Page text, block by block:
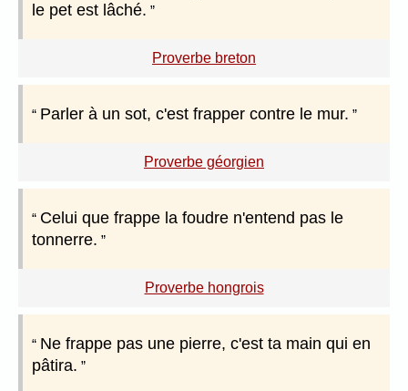
le pet est lâché.
Proverbe breton
Parler à un sot, c'est frapper contre le mur.
Proverbe géorgien
Celui que frappe la foudre n'entend pas le
tonnerre.
Proverbe hongrois
Ne frappe pas une pierre, c'est ta main qui en
pâtira.